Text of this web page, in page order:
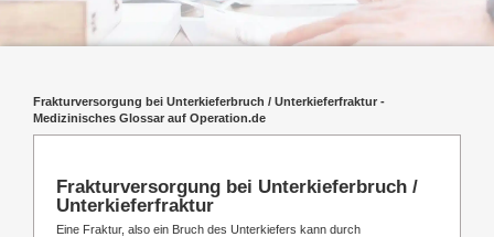
Frakturversorgung bei Unterkieferbruch / Unterkieferfraktur -
Medizinisches Glossar auf Operation.de
Frakturversorgung bei Unterkieferbruch /
Unterkieferfraktur
Eine Fraktur, also ein Bruch des Unterkiefers kann durch